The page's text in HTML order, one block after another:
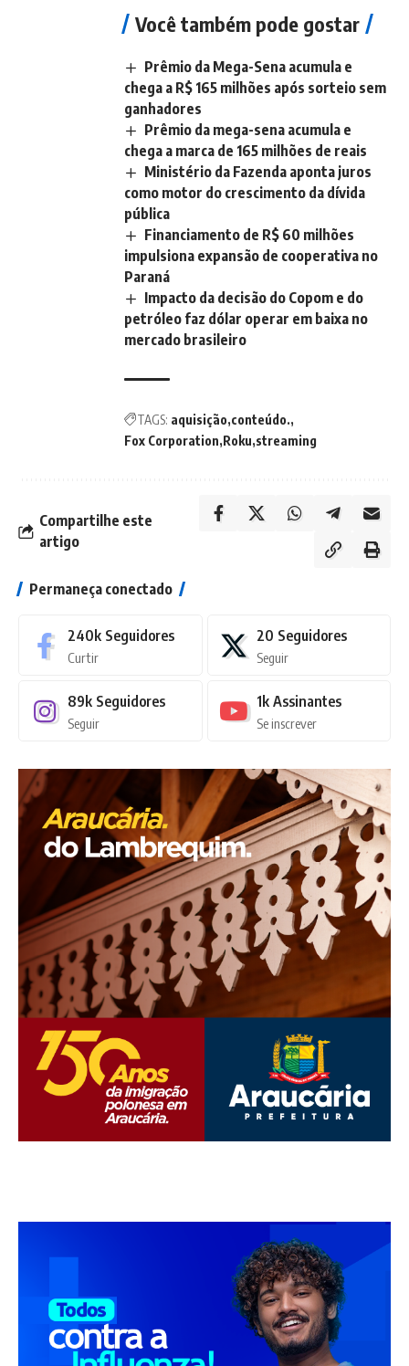
Você também pode gostar
Prêmio da Mega-Sena acumula e
chega a R$ 165 milhões após sorteio sem
ganhadores
Prêmio da mega-sena acumula e
chega a marca de 165 milhões de reais
Ministério da Fazenda aponta juros
como motor do crescimento da dívida
pública
Financiamento de R$ 60 milhões
impulsiona expansão de cooperativa no
Paraná
Impacto da decisão do Copom e do
petróleo faz dólar operar em baixa no
mercado brasileiro
TAGS: aquisição conteúdo.
Fox Corporation Roku streaming
Compartilhe este
artigo
Permaneça conectado
240k Seguidores
Curtir
20 Seguidores
Seguir
89k Seguidores
Seguir
1k Assinantes
Se inscrever